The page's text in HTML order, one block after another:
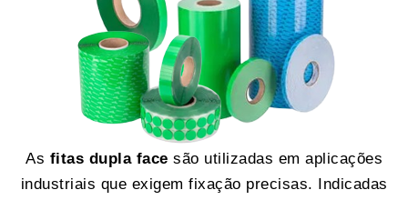
As fitas dupla face são utilizadas em aplicações
industriais que exigem fixação precisas. Indicadas